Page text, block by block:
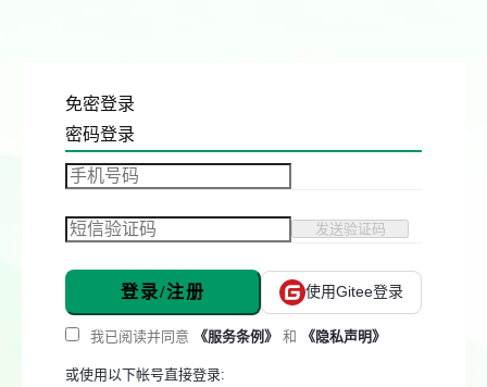
免密登录
密码登录
发送验证码
登录/注册 使用Gitee登录
我已阅读并同意 《服务条例》 和 《隐私声明》
或使用以下帐号直接登录: